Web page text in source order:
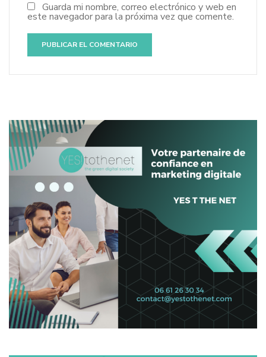
Guarda mi nombre, correo electrónico y web en
este navegador para la próxima vez que comente.